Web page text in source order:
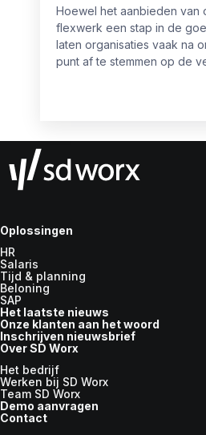
Hoewel het aanbieden van
flexwerk een stap in de
laten organisaties vaak na
punt af te stemmen op de
behoorlijke kloof: terwijl
voor 43% realiseerbaar.
van de werknemers
43% kan er van profiteren.
Oplossingen
HR
Salaris
Tijd & planning
Beloning
SAP
Het laatste nieuws
Onze klanten aan het woord
Inschrijven nieuwsbrief
Over SD Worx
Het bedrijf
Werken bij SD Worx
Team SD Worx
Demo aanvragen
Contact